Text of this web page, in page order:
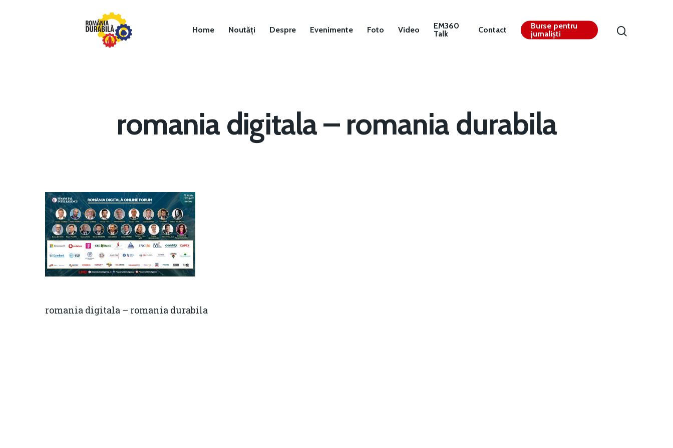
Hit enter to search or ESC to close
Home Noutăți Despre Evenimente Foto Video
EM360
Talk
Contact
Burse pentru
jurnaliști
romania digitala – romania durabila
romania digitala – romania durabila